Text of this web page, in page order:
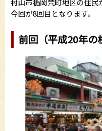
村山市楯岡荒町地区の住民
今回が8回目となります。
前回（平成20年の